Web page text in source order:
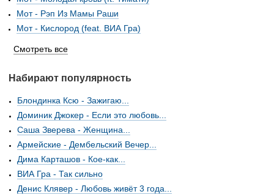
Мот - Рэп Из Мамы Раши
Мот - Кислород (feat. ВИА Гра)
Смотреть все
Набирают популярность
Блондинка Ксю - Зажигаю...
Доминик Джокер - Если это любовь...
Саша Зверева - Женщина...
Армейские - Дембельский Вечер...
Дима Карташов - Кое-как...
ВИА Гра - Так сильно
Денис Клявер - Любовь живёт 3 года...